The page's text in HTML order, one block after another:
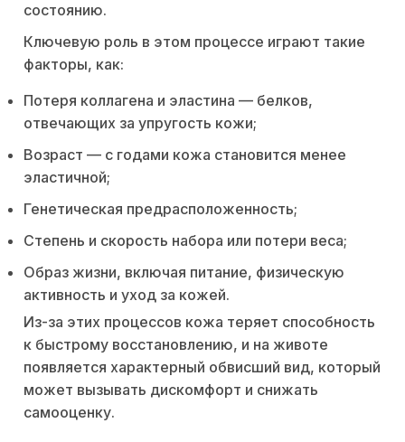
состоянию.
Ключевую роль в этом процессе играют такие
факторы, как:
Потеря коллагена и эластина — белков,
отвечающих за упругость кожи;
Возраст — с годами кожа становится менее
эластичной;
Генетическая предрасположенность;
Степень и скорость набора или потери веса;
Образ жизни, включая питание, физическую
активность и уход за кожей.
Из-за этих процессов кожа теряет способность
к быстрому восстановлению, и на животе
появляется характерный обвисший вид, который
может вызывать дискомфорт и снижать
самооценку.